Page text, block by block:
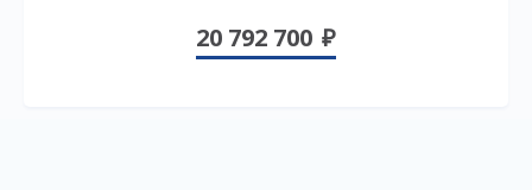
20 792 700